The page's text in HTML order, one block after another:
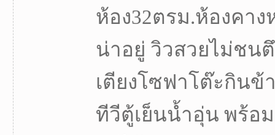
ห้อง32ตรม.ห้องคา
น่าอยู่ วิวสวยไม่ชน
เตียงโซฟาโต๊ะกินข้
ทีวีตู้เย็นน้ำอุ่น พร้อ